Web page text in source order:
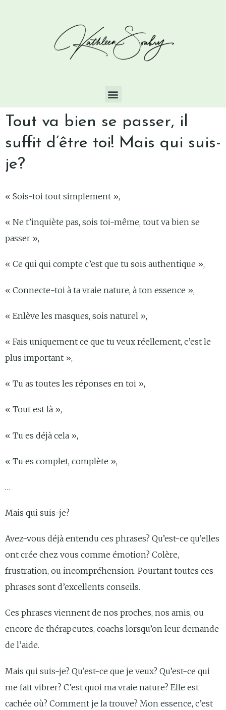
Tout va bien se passer, il
suffit d’être toi! Mais qui suis-
je?
« Sois-toi tout simplement »,
« Ne t’inquiète pas, sois toi-même, tout va bien se
passer »,
« Ce qui qui compte c’est que tu sois authentique »,
« Connecte-toi à ta vraie nature, à ton essence »,
« Enlève les masques, sois naturel »,
« Fais uniquement ce que tu veux réellement, c’est le
plus important »,
« Tu as toutes les réponses en toi »,
« Tout est là »,
« Tu es déjà cela »,
« Tu es complet, complète »,
…
Mais qui suis-je?
Avez-vous déjà entendu ces phrases? Qu’est-ce qu’elles
ont crée chez vous comme émotion? Colère,
frustration, ou incompréhension. Pourtant toutes ces
phrases sont d’excellents conseils.
Ces phrases viennent de nos proches, nos amis, ou
encore de thérapeutes, coachs lorsqu’on leur demande
de l’aide.
Mais qui suis-je? Qu’est-ce que je veux? Qu’est-ce qui
me fait vibrer? C’est quoi ma vraie nature? Elle est
cachée où? Comment je la trouve? Mon essence, c’est